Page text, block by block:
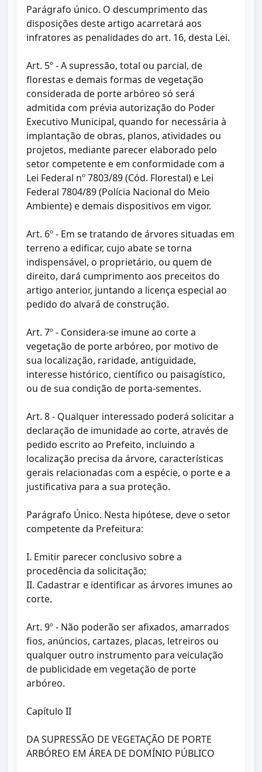
Parágrafo único. O descumprimento das
disposições deste artigo acarretará aos
infratores as penalidades do art. 16, desta Lei.
Art. 5º - A supressão, total ou parcial, de
florestas e demais formas de vegetação
considerada de porte arbóreo só será
admitida com prévia autorização do Poder
Executivo Municipal, quando for necessária à
implantação de obras, planos, atividades ou
projetos, mediante parecer elaborado pelo
setor competente e em conformidade com a
Lei Federal nº 7803/89 (Cód. Florestal) e Lei
Federal 7804/89 (Polícia Nacional do Meio
Ambiente) e demais dispositivos em vigor.
Art. 6º - Em se tratando de árvores situadas em
terreno a edificar, cujo abate se torna
indispensável, o proprietário, ou quem de
direito, dará cumprimento aos preceitos do
artigo anterior, juntando a licença especial ao
pedido do alvará de construção.
Art. 7º - Considera-se imune ao corte a
vegetação de porte arbóreo, por motivo de
sua localização, raridade, antiguidade,
interesse histórico, científico ou paisagístico,
ou de sua condição de porta-sementes.
Art. 8 - Qualquer interessado poderá solicitar a
declaração de imunidade ao corte, através de
pedido escrito ao Prefeito, incluindo a
localização precisa da árvore, características
gerais relacionadas com a espécie, o porte e a
justificativa para a sua proteção.
Parágrafo Único. Nesta hipótese, deve o setor
competente da Prefeitura:
I. Emitir parecer conclusivo sobre a
procedência da solicitação;
II. Cadastrar e identificar as árvores imunes ao
corte.
Art. 9º - Não poderão ser afixados, amarrados
fios, anúncios, cartazes, placas, letreiros ou
qualquer outro instrumento para veiculação
de publicidade em vegetação de porte
arbóreo.
Capítulo II
DA SUPRESSÃO DE VEGETAÇÃO DE PORTE
ARBÓREO EM ÁREA DE DOMÍNIO PÚBLICO